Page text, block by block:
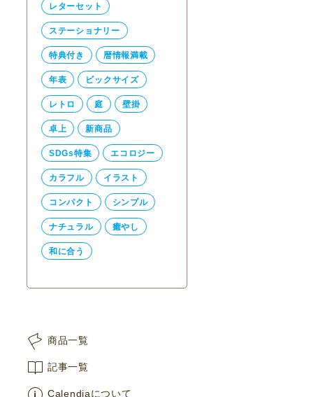
レターセット
ステーショナリー
特典付き 暦情報満載
年表 ビックサイズ
レトロ 庭 壁掛
卓上 新商品
SDGs特集 エコロジー
カラフル イラスト
コンパクト シンプル
ナチュラル 癒やし
和に合う
商品一覧
記事一覧
Calendiaについて